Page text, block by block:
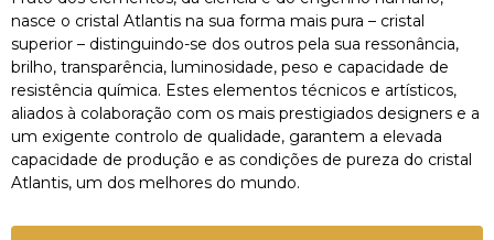
nasce o cristal Atlantis na sua forma mais pura – cristal
superior – distinguindo-se dos outros pela sua ressonância,
brilho, transparência, luminosidade, peso e capacidade de
resistência química. Estes elementos técnicos e artísticos,
aliados à colaboração com os mais prestigiados designers e a
um exigente controlo de qualidade, garantem a elevada
capacidade de produção e as condições de pureza do cristal
Atlantis, um dos melhores do mundo.